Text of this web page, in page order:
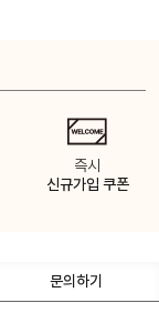
즉시
신규가입 쿠폰
문의하기